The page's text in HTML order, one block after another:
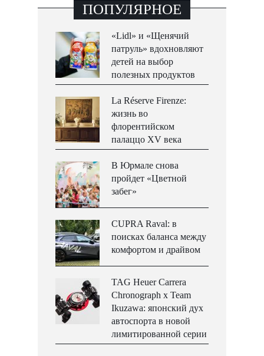
ПОПУЛЯРНОЕ
«Lidl» и «Щенячий
патруль» вдохновляют
детей на выбор
полезных продуктов
La Réserve Firenze:
жизнь во
флорентийском
палаццо XV века
В Юрмале снова
пройдет «Цветной
забег»
CUPRA Raval: в
поисках баланса между
комфортом и драйвом
TAG Heuer Carrera
Chronograph x Team
Ikuzawa: японский дух
автоспорта в новой
лимитированной серии